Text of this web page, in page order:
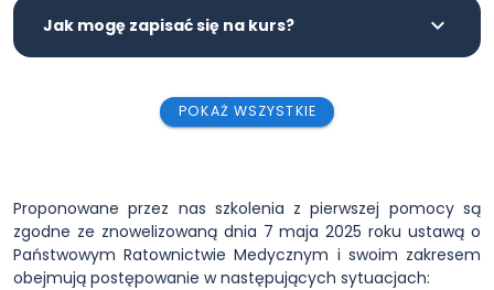
Jak mogę zapisać się na kurs?
POKAŻ WSZYSTKIE
Proponowane przez nas szkolenia z pierwszej pomocy są
zgodne ze znowelizowaną dnia 7 maja 2025 roku ustawą o
Państwowym Ratownictwie Medycznym i swoim zakresem
obejmują postępowanie w następujących sytuacjach: